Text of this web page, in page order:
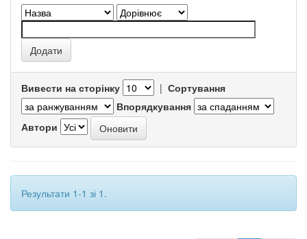
Вивести на сторінку | Сортування
Впорядкування
Автори
Результати 1-1 зі 1.